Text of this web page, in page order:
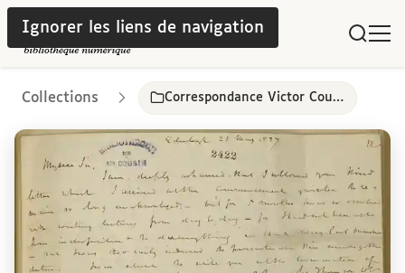
Ignorer les liens de navigation
Collections Correspondance Victor Cousin